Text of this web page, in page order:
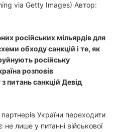
via Getty Images) Автор:
російських мільярдів для
обходу санкцій і те, як
російську
розповів
питань санкцій Девід
України переходити
не лише у питанні військової